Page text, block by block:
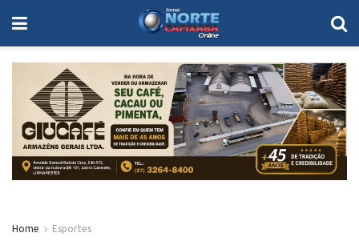
Home Esportes